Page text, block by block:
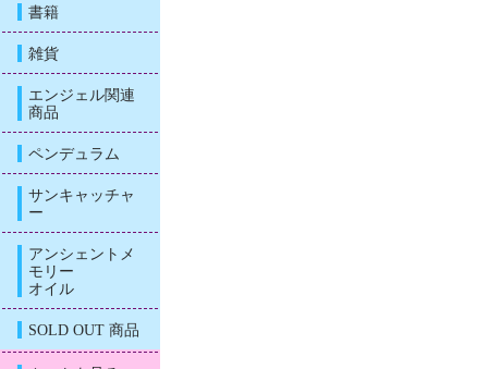
書籍
雑貨
エンジェル関連
商品
ペンデュラム
サンキャッチャ
ー
アンシェントメ
モリー
オイル
SOLD OUT 商品